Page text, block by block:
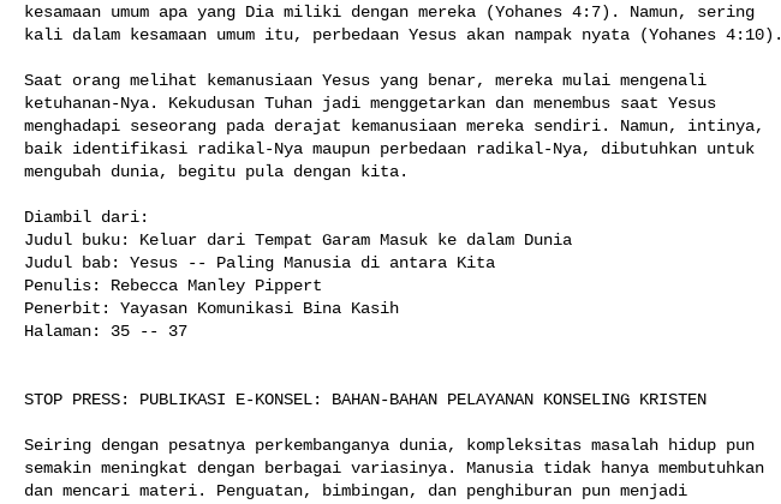
kesamaan umum apa yang Dia miliki dengan mereka (Yohanes 4:7). Namun, sering
kali dalam kesamaan umum itu, perbedaan Yesus akan nampak nyata (Yohanes 4:10).
Saat orang melihat kemanusiaan Yesus yang benar, mereka mulai mengenali
ketuhanan-Nya. Kekudusan Tuhan jadi menggetarkan dan menembus saat Yesus
menghadapi seseorang pada derajat kemanusiaan mereka sendiri. Namun, intinya,
baik identifikasi radikal-Nya maupun perbedaan radikal-Nya, dibutuhkan untuk
mengubah dunia, begitu pula dengan kita.
Diambil dari:
Judul buku: Keluar dari Tempat Garam Masuk ke dalam Dunia
Judul bab: Yesus -- Paling Manusia di antara Kita
Penulis: Rebecca Manley Pippert
Penerbit: Yayasan Komunikasi Bina Kasih
Halaman: 35 -- 37
STOP PRESS: PUBLIKASI E-KONSEL: BAHAN-BAHAN PELAYANAN KONSELING KRISTEN
Seiring dengan pesatnya perkembanganya dunia, kompleksitas masalah hidup pun
semakin meningkat dengan berbagai variasinya. Manusia tidak hanya membutuhkan
dan mencari materi. Penguatan, bimbingan, dan penghiburan pun menjadi